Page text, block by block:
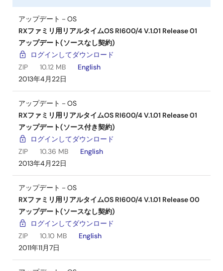
アップデート－OS
RXファミリ用リアルタイムOS RI600/4 V.1.01 Release 01
アップデート(ソースなし契約)
ログインしてダウンロード
ZIP
10.12 MB
English
2013年4月22日
アップデート－OS
RXファミリ用リアルタイムOS RI600/4 V.1.01 Release 01
アップデート(ソース付き契約)
ログインしてダウンロード
ZIP
10.36 MB
English
2013年4月22日
アップデート－OS
RXファミリ用リアルタイムOS RI600/4 V.1.01 Release 00
アップデート(ソースなし契約)
ログインしてダウンロード
ZIP
10.10 MB
English
2011年11月7日